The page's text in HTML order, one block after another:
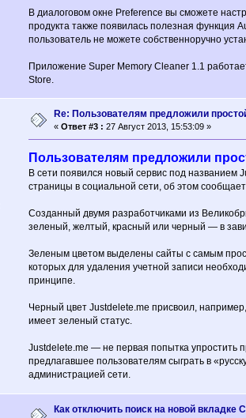
В диалоговом окне Preference вы сможете
продукта также появилась полезная функция
пользователь не можете собственноручно
Приложение Super Memory Cleaner 1.1
Store.
Re: Пользователям предложили
«Ответ #3 : 27 Август 2013, 15:53:09 »
Пользователям предложили
В сети появился новый сервис под названием
страницы в социальной сети, об этом
Созданный двумя разработчиками из
зеленый, желтый, красный или черный — в
Зеленым цветом выделены сайты с самым
которых для удаления учетной записи
принципе.
Черный цвет Justdelete.me присвоил,
имеет зеленый статус.
Justdelete.me — не первая попытка упростить
предлагавшее пользователям сыграть в
администрацией сети.
Как отключить поиск на новой вкладке